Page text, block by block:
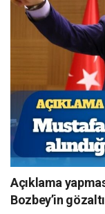
Açıklama
Bozbey’in